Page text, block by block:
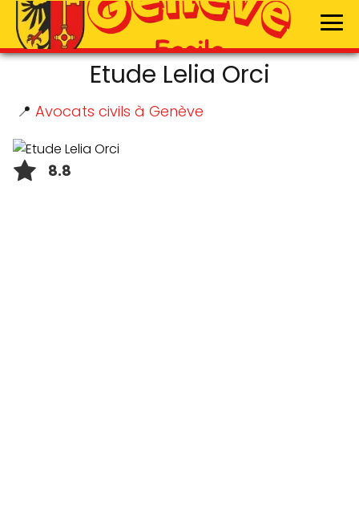
Etude Lelia Orci
📍 Avocats civils à Genève
8.8